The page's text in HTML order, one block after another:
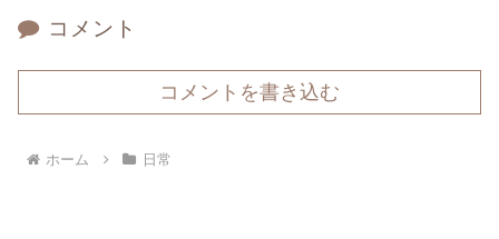
コメント
コメントを書き込む
ホーム 日常